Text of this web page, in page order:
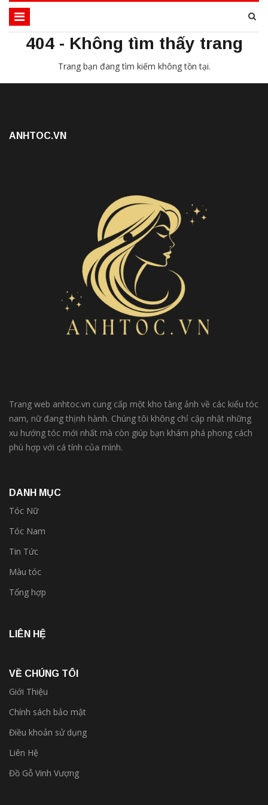
404 - Không tìm thấy trang
Trang bạn đang tìm kiếm không tồn tại.
ANHTOC.VN
Trang web anhtoc.vn cung cấp một kho tàng ảnh về các kiểu tóc
nam, nữ đang thịnh hành. Chúng tôi không chỉ cập nhật những
xu hướng tóc mới nhất mà còn giúp bạn khám phá phong cách
phù hợp với cá tính của mình.
DANH MỤC
Tóc Nữ
Tóc Nam
Tin Tức
Màu tóc
Tổng hợp
LIÊN HỆ
VỀ CHÚNG TÔI
Giới Thiệu
Chính sách bảo mật
Điều khoản sử dụng
Liên Hệ
Đồ Gỗ Vinh Vượng